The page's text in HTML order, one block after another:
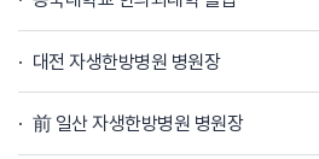
대전 자생한방병원 병원장
前 일산 자생한방병원 병원장